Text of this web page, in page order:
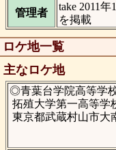
管理者
take 2011
を掲載
ロケ地一覧
主なロケ地
◎青葉台学院高等学
拓殖大学第一高等学
東京都武蔵村山市大